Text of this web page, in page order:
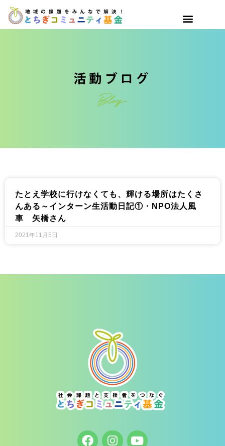
たとえ学校に行けなくても、輝ける場所はたくさ
んある～インターン生活動日記①・NPO法人風
車 矢橋さん
2021年11月5日